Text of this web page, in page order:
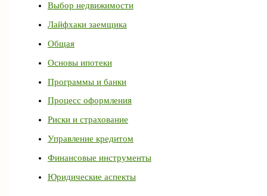
Выбор недвижимости
Лайфхаки заемщика
Общая
Основы ипотеки
Программы и банки
Процесс оформления
Риски и страхование
Управление кредитом
Финансовые инструменты
Юридические аспекты